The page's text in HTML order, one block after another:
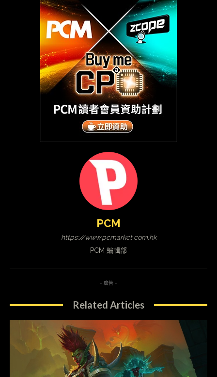
PCM
https://www.pcmarket.com.hk
PCM 編輯部
- 廣告 -
Related Articles